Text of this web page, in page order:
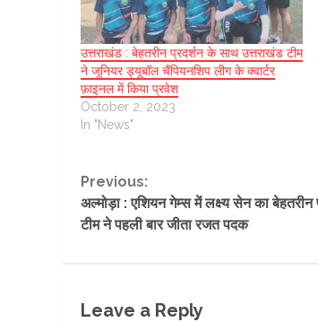
उत्तराखंड : बेहतरीन प्रदर्शन के साथ उत्तराखंड टीम
ने जूनियर ड्यूबॉल चैंपियनशिप लीग के क्वार्टर
फ़ाइनल में किया प्रवेश
October 2, 2023
In "News"
Continue
Reading
Previous:
अल्मोड़ा : एशियन गेम्स में लक्ष्य सेन का बेहतरीन
टीम ने पहली बार जीता रजत पदक
Leave a Reply